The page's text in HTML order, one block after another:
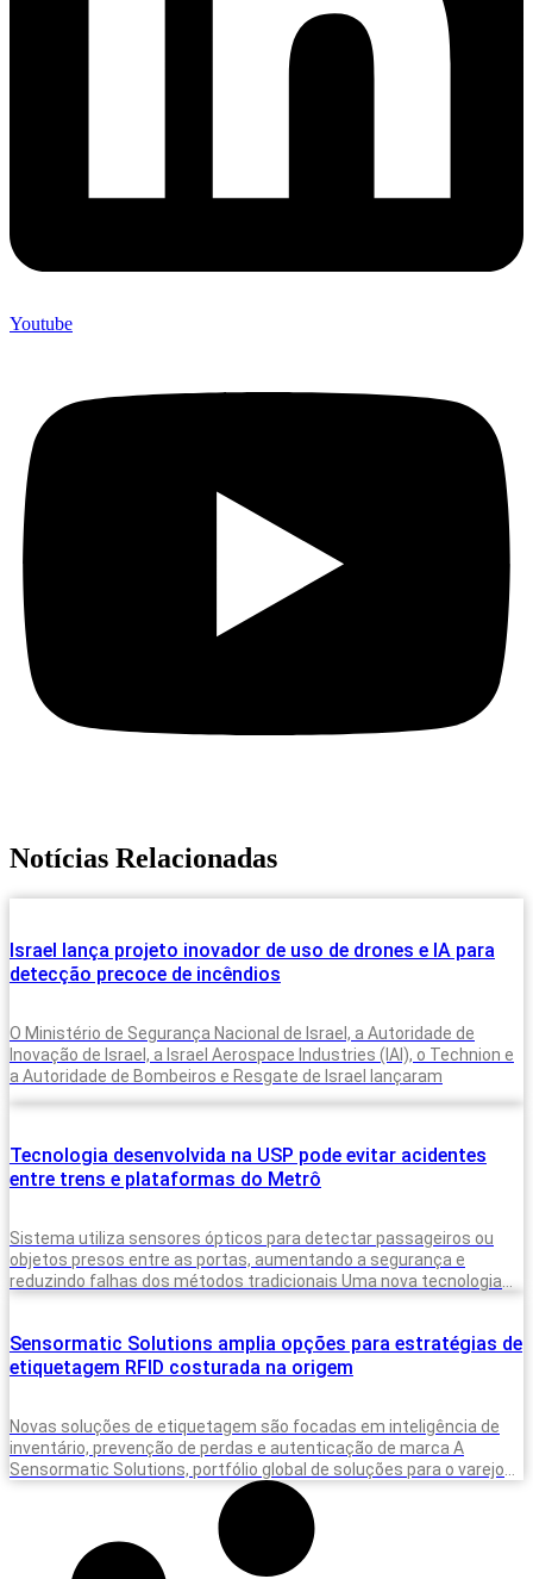
Youtube
Notícias Relacionadas
Israel lança projeto inovador de uso de drones e IA para
detecção precoce de incêndios
O Ministério de Segurança Nacional de Israel, a Autoridade de
Inovação de Israel, a Israel Aerospace Industries (IAI), o Technion e
a Autoridade de Bombeiros e Resgate de Israel lançaram
Tecnologia desenvolvida na USP pode evitar acidentes
entre trens e plataformas do Metrô
Sistema utiliza sensores ópticos para detectar passageiros ou
objetos presos entre as portas, aumentando a segurança e
reduzindo falhas dos métodos tradicionais Uma nova tecnologia
Sensormatic Solutions amplia opções para estratégias de
etiquetagem RFID costurada na origem
Novas soluções de etiquetagem são focadas em inteligência de
inventário, prevenção de perdas e autenticação de marca A
Sensormatic Solutions, portfólio global de soluções para o varejo